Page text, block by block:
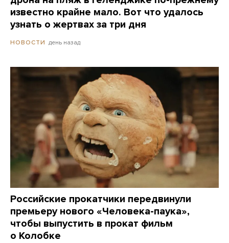
известно крайне мало. Вот что удалось
узнать о жертвах за три дня
НОВОСТИ день назад
Российские прокатчики передвинули
премьеру нового «Человека-паука»,
чтобы выпустить в прокат фильм
о Колобке